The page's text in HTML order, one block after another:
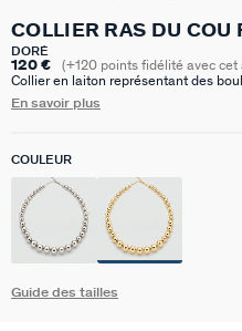
COLLIER RAS DU COU
DORÉ
120 € (+120 points fidélité avec cet
Collier en laiton représentant des
mm auquel s’ajoute une rallonge de
En savoir plus
COULEUR
Guide des tailles